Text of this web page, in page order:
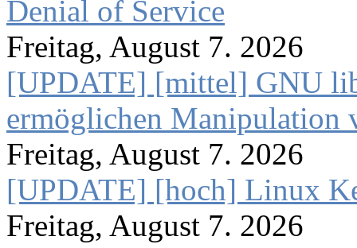
Denial of Service
Freitag, August 7. 2026
[UPDATE] [mittel] GNU
ermöglichen Manipulation
Freitag, August 7. 2026
[UPDATE] [hoch] Linux
Freitag, August 7. 2026